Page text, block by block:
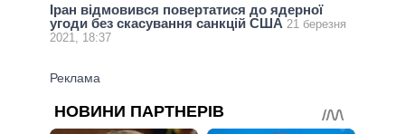
Іран відмовився повертатися до ядерної
угоди без скасування санкцій США 21 березня
2021, 18:37